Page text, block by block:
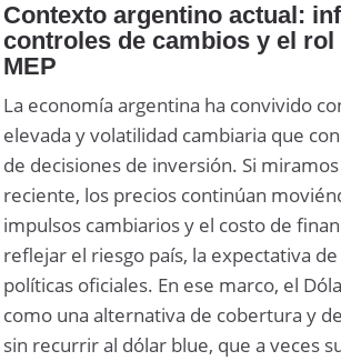
Contexto argentino actual:
controles de cambios y el rol
MEP
La economía argentina ha convivido
elevada y volatilidad cambiaria que
de decisiones de inversión. Si
reciente, los precios continúan
impulsos cambiarios y el costo de
reflejar el riesgo país, la expectativa
políticas oficiales. En ese marco, el
como una alternativa de cobertura y
sin recurrir al dólar blue, que a veces